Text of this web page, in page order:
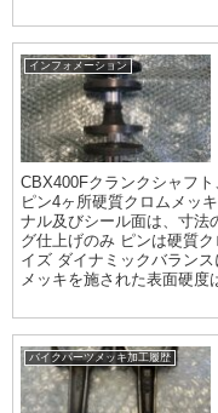
インフォメーション
CBX400Fクランクシャフ
ピン4ヶ所硬質クロムメッ
ナル及びシール面は、寸法
グ仕上げのみ ピンは硬質
イズ ダイナミックバラン
メッキを施された表面硬度
バイクパーツメッキ加工履歴